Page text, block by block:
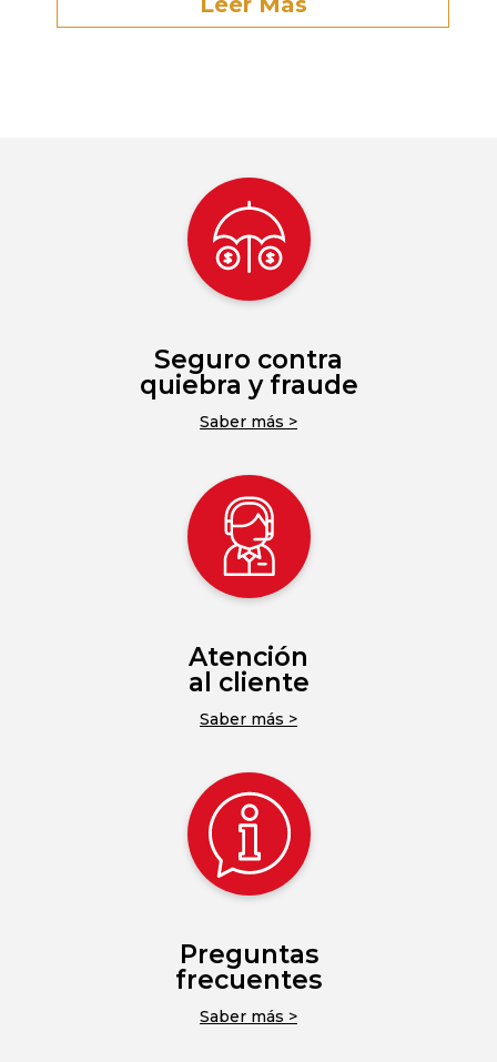
Seguro contra
quiebra y fraude
Saber más >
Atención
al cliente
Saber más >
Preguntas
frecuentes
Saber más >